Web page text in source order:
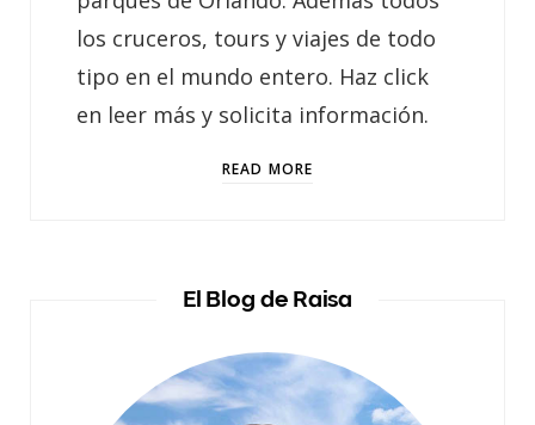
los cruceros, tours y viajes de todo
tipo en el mundo entero. Haz click
en leer más y solicita información.
READ MORE
El Blog de Raisa